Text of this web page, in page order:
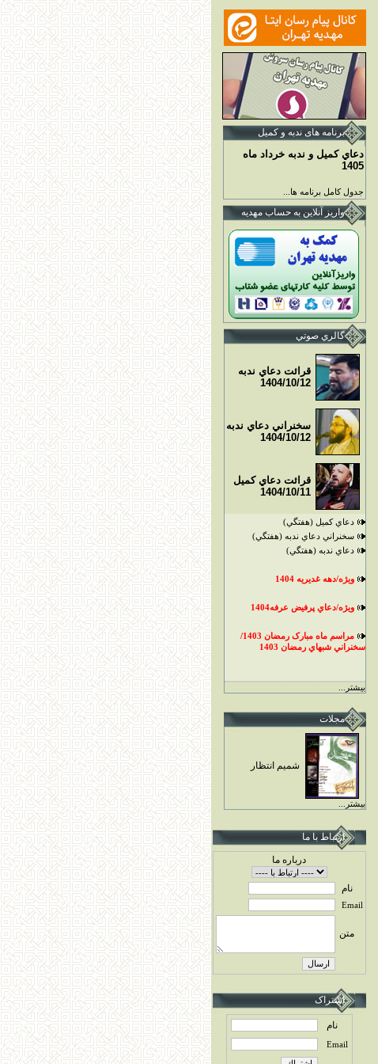
برنامه های ندبه و کمیل
دعاي کميل و ندبه خرداد ماه
1405
جدول کامل برنامه ها...
واريز آنلاين به حساب مهديه
گالري صوتي
قرائت دعاي ندبه
1404/10/12
سخنراني دعاي ندبه
1404/10/12
قرائت دعاي کميل
1404/10/11
دعاي کميل (هفتگي)
سخنراني دعاي ندبه (هفتگي)
دعاي ندبه (هفتگي)
ويژه/دهه غديريه 1404
ويژه/دعاي پرفيض عرفه1404
مراسم ماه مبارک رمضان 1403/
سخنراني شبهاي رمضان 1403
بيشتر...
مجلات
شميم انتظار
بيشتر...
ارتباط با ما
درباره ما
نام
Email
متن
اشتراک
نام
Email